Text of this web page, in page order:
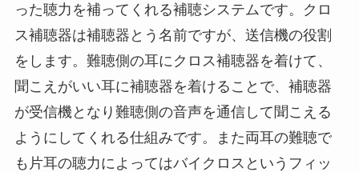
った聴力を補ってくれる補聴システムです。クロ
ス補聴器は補聴器とう名前ですが、送信機の役割
をします。難聴側の耳にクロス補聴器を着けて、
聞こえがいい耳に補聴器を着けることで、補聴器
が受信機となり難聴側の音声を通信して聞こえる
ようにしてくれる仕組みです。また両耳の難聴で
も片耳の聴力によってはバイクロスというフィッ